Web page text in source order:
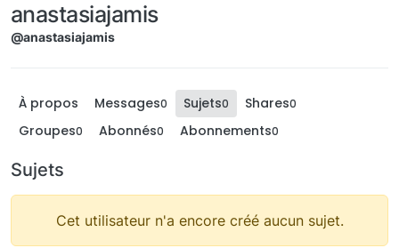
anastasiajamis
@anastasiajamis
À propos Messages0 Sujets0 Shares0
Groupes0 Abonnés0 Abonnements0
Sujets
Cet utilisateur n'a encore créé aucun sujet.